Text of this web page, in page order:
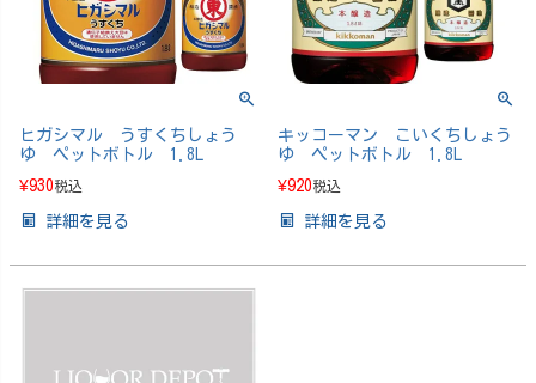
ヒガシマル うすくちしょう
ゆ ペットボトル 1.8L
¥930税込
詳細を見る
キッコーマン こいくちしょう
ゆ ペットボトル 1.8L
¥920税込
詳細を見る